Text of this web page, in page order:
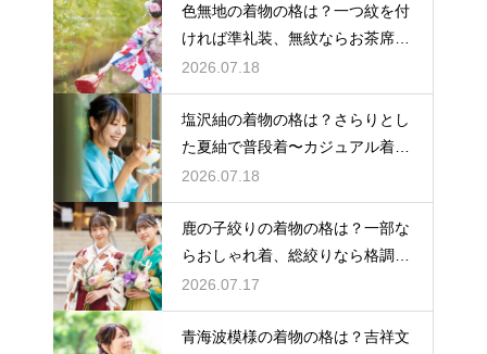
色無地の着物の格は？一つ紋を付
ければ準礼装、無紋ならお茶席向
きの格
2026.07.18
塩沢紬の着物の格は？さらりとし
た夏紬で普段着〜カジュアル着物
として活躍
2026.07.18
鹿の子絞りの着物の格は？一部な
らおしゃれ着、総絞りなら格調高
い晴れ着に
2026.07.17
青海波模様の着物の格は？吉祥文